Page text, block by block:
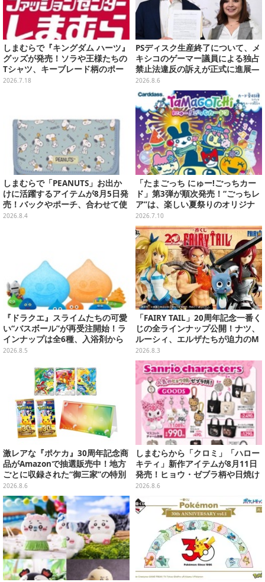
しまむらで『キングダム ハーツ』
グッズが発売！ソラや王様たちの
Tシャツ、キーブレード柄のポー
チなど幅広いデザイン
2026.7.18
PSディスク生産終了について、メ
キシコのゲーマー議員による独占
禁止法違反の訴えが正式に進展―
「テクノロジーは自由を拡大する
ために役立つべき」
2026.8.6
しまむらで「PEANUTS」お出か
けに活躍するアイテムが8月5日発
売！バックやポーチ、合わせて使
いたいリール付きカラビナなど
2026.8.4
「たまごっち にゅー!ごっちカー
ド」第3弾が順次発売！“ごっちレ
ア”は、楽しい夏祭りのオリジナ
ルアートに
2026.7.10
『ドラクエ』スライムたちの可愛
い“バスボール”が再受注開始！ラ
インナップは全6種、入浴剤から
モンスターのフィギュアが出てく
2026.8.5
「FAIRY TAIL」20周年記念一番く
じの全ラインナップ公開！ナツ、
ルーシィ、エルザたちが迫力のM
ASTERLISEで初登場
2026.8.3
激レアな『ポケカ』30周年記念商
品がAmazonで抽選販売中！地方
ごとに収録された“御三家”の特別
カード
2026.8.6
しまむらから「クロミ」「ハロー
キティ」新作アイテムが8月11日
発売！ヒョウ・ゼブラ柄や日焼け
デザインの可愛い雑貨・アパレル
など多数
2026.8.6